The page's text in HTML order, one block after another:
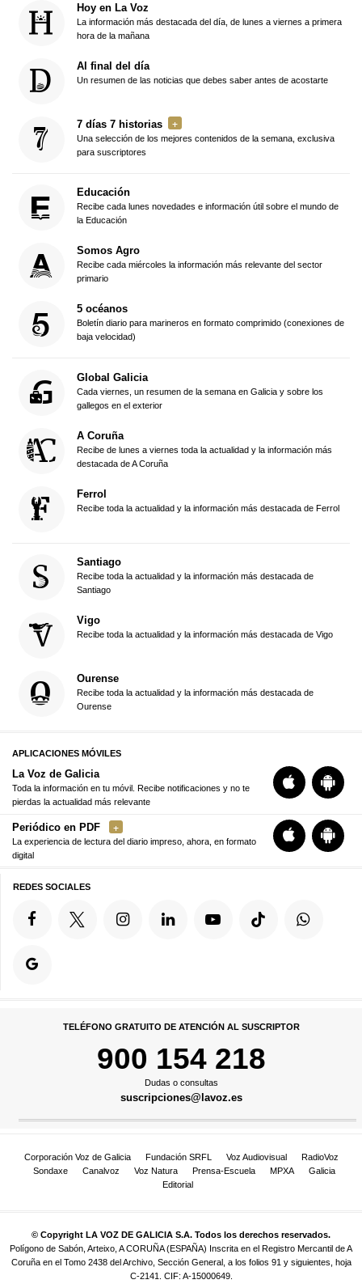
Hoy en La Voz
La información más destacada del día, de lunes a viernes a primera
hora de la mañana
Al final del día
Un resumen de las noticias que debes saber antes de acostarte
7 días 7 historias
Una selección de los mejores contenidos de la semana, exclusiva
para suscriptores
Educación
Recibe cada lunes novedades e información útil sobre el mundo de
la Educación
Somos Agro
Recibe cada miércoles la información más relevante del sector
primario
5 océanos
Boletín diario para marineros en formato comprimido (conexiones de
baja velocidad)
Global Galicia
Cada viernes, un resumen de la semana en Galicia y sobre los
gallegos en el exterior
A Coruña
Recibe de lunes a viernes toda la actualidad y la información más
destacada de A Coruña
Ferrol
Recibe toda la actualidad y la información más destacada de Ferrol
Santiago
Recibe toda la actualidad y la información más destacada de
Santiago
Vigo
Recibe toda la actualidad y la información más destacada de Vigo
Ourense
Recibe toda la actualidad y la información más destacada de
Ourense
APLICACIONES MÓVILES
La Voz de Galicia
Toda la información en tu móvil. Recibe notificaciones y no te
pierdas la actualidad más relevante
Periódico en PDF
La experiencia de lectura del diario impreso, ahora, en formato
digital
REDES SOCIALES
TELÉFONO GRATUITO DE ATENCIÓN AL SUSCRIPTOR
900 154 218
Dudas o consultas
suscripciones@lavoz.es
Corporación Voz de Galicia Fundación SRFL Voz Audiovisual
RadioVoz
Sondaxe
Canalvoz Voz Natura Prensa-Escuela MPXA
Galicia
Editorial
© Copyright LA VOZ DE GALICIA S.A. Todos los derechos reservados.
Polígono de Sabón, Arteixo, A CORUÑA (ESPAÑA) Inscrita en el Registro Mercantil de A
Coruña en el Tomo 2438 del Archivo, Sección General, a los folios 91 y siguientes, hoja
C-2141. CIF: A-15000649.